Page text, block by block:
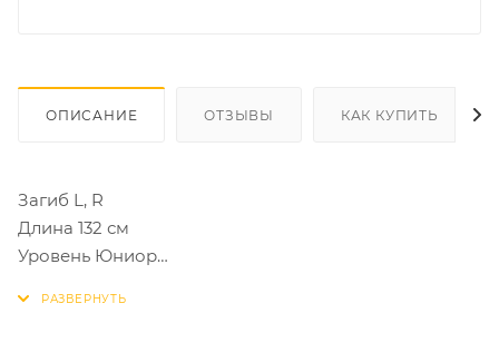
ОПИСАНИЕ ОТЗЫВЫ КАК КУПИТЬ
Загиб L, R
Длина 132 см
Уровень Юниор